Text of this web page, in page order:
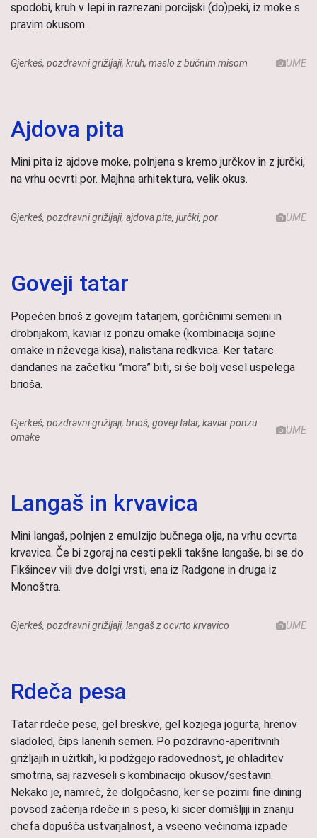
spodobi, kruh v lepi in razrezani porcijski (do)peki, iz moke s
pravim okusom.
Gjerkeš, pozdravni grižljaji, kruh, maslo z bučnim misom UME
Gjerkeš, pozdravni grižljaji, ajdova pita, jurčki, por UME
Ajdova pita
Mini pita iz ajdove moke, polnjena s kremo jurčkov in z jurčki,
na vrhu ocvrti por. Majhna arhitektura, velik okus.
Goveji tatar
Popečen brioš z govejim tatarjem, gorčičnimi semeni in
drobnjakom, kaviar iz ponzu omake (kombinacija sojine
omake in riževega kisa), nalistana redkvica. Ker tatarc
dandanes na začetku ”mora” biti, si še bolj vesel uspelega
brioša.
Gjerkeš, pozdravni grižljaji, brioš, goveji tatar, kaviar ponzu
omake
UME
Gjerkeš, pozdravni grižljaji, langaš z ocvrto krvavico UME
Langaš in krvavica
Mini langaš, polnjen z emulzijo bučnega olja, na vrhu ocvrta
krvavica. Če bi zgoraj na cesti pekli takšne langaše, bi se do
Fikšincev vili dve dolgi vrsti, ena iz Radgone in druga iz
Monoštra.
Rdeča pesa
Tatar rdeče pese, gel breskve, gel kozjega jogurta, hrenov
sladoled, čips lanenih semen. Po pozdravno-aperitivnih
grižljajih in užitkih, ki podžgejo radovednost, je ohladitev
smotrna, saj razveseli s kombinacijo okusov/sestavin.
Nekako je, namreč, že dolgočasno, ker se pozimi fine dining
povsod začenja rdeče in s peso, ki sicer domišljiji in znanju
chefa dopušča ustvarjalnost, a vseeno večinoma izpade